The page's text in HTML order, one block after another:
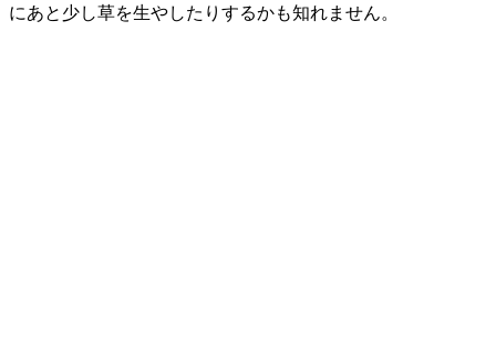
にあと少し草を生やしたりするかも知れません。